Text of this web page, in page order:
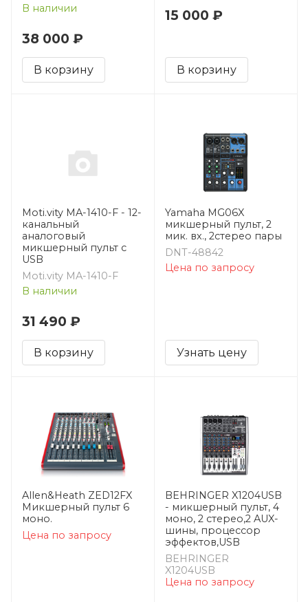
В наличии
38 000 ₽
В корзину
15 000 ₽
В корзину
Moti.vity MA-1410-F - 12-
канальный
аналоговый
микшерный пульт с
USB
Moti.vity MA-1410-F
В наличии
31 490 ₽
В корзину
Yamaha MG06X
микшерный пульт, 2
мик. вх., 2стерео пары
DNT-48842
Цена по запросу
Узнать цену
Allen&Heath ZED12FX
Микшерный пульт 6
моно.
Цена по запросу
BEHRINGER X1204USB
- микшерный пульт, 4
моно, 2 стерео,2 AUX-
шины, процессор
эффектов,USB
BEHRINGER
X1204USB
Цена по запросу